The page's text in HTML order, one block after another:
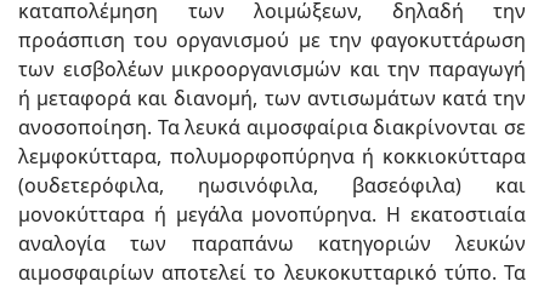
καταπολέμηση των λοιμώξεων, δηλαδή την
προάσπιση του οργανισμού με την φαγοκυττάρωση
των εισβολέων μικροοργανισμών και την παραγωγή
ή μεταφορά και διανομή, των αντισωμάτων κατά την
ανοσοποίηση. Τα λευκά αιμοσφαίρια διακρίνονται σε
λεμφοκύτταρα, πολυμορφοπύρηνα ή κοκκιοκύτταρα
(ουδετερόφιλα, ηωσινόφιλα, βασεόφιλα) και
μονοκύτταρα ή μεγάλα μονοπύρηνα. Η εκατοστιαία
αναλογία των παραπάνω κατηγοριών λευκών
αιμοσφαιρίων αποτελεί το λευκοκυτταρικό τύπο. Τα